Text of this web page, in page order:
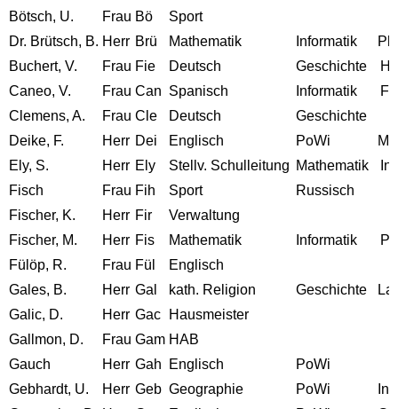
Bötsch, U.
Frau Bö
Sport
Dr. Brütsch, B. Herr Brü Mathematik Informatik
Buchert, V.
Frau Fie Deutsch Geschichte
Caneo, V.
Frau Can Spanisch Informatik
Clemens, A.
Frau Cle Deutsch
Geschichte
Deike, F.
Herr Dei Englisch PoWi
Ely, S.
Herr Ely Stellv. Schulleitung Mathematik
Fisch
Frau Fih Sport
Russisch
Fischer, K.
Herr Fir
Verwaltung
Fischer, M.
Herr Fis Mathematik Informatik
Fülöp, R.
Frau Fül
Englisch
Gales, B.
Herr Gal kath. Religion Geschichte
Galic, D.
Herr Gac
Hausmeister
Gallmon, D.
Frau Gam HAB
Gauch
Herr Gah Englisch
PoWi
Gebhardt, U.
Herr Geb Geographie PoWi